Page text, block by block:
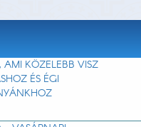
AMI KÖZELEBB VISZ
ÉS ÉGI